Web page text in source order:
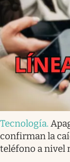
Tecnología.
confirman la
teléfono a nivel